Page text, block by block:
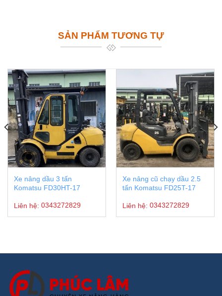
SẢN PHẨM TƯƠNG TỰ
Xe nâng dầu 3 tấn
Komatsu FD30HT-17
Liên hệ: 0343272829
Xe nâng cũ chạy dầu 2.5
tấn Komatsu FD25T-17
Liên hệ: 0343272829